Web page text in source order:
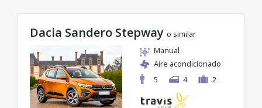
la categoría seleccionada, con tarifas excelentes
desde solo 21€/día.
Dacia Sandero Stepway o similar
Manual
Aire acondicionado
5
4 2